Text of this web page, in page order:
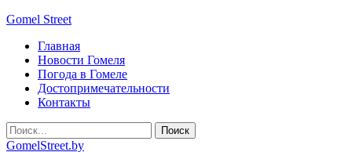
Gomel Street
Главная
Новости Гомеля
Погода в Гомеле
Достопримечательности
Контакты
GomelStreet.by